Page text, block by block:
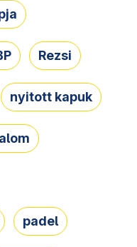
Rezsi
nyitott kapuk
padel